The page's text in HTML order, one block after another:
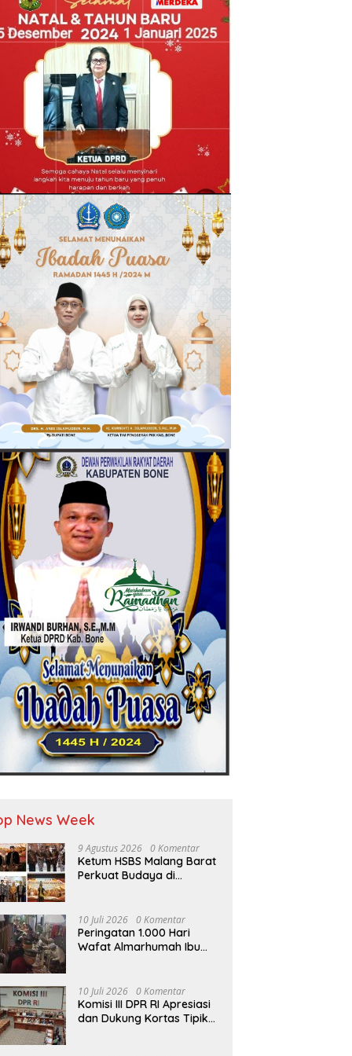
News Week
9 Agustus 2026 0 Komentar
Ketum HSBS Malang Barat
Perkuat Budaya di
10 Juli 2026 0 Komentar
Peringatan 1.000 Hari
Wafat Almarhumah Ibu
Gelar Tahlil dan Doa
Bersama
10 Juli 2026 0 Komentar
Komisi III DPR RI Apresiasi
dan Dukung Kortas Tipikor